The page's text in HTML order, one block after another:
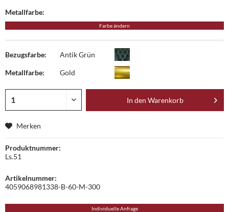
Metallfarbe:
Farbe ändern
Bezugsfarbe: Antik Grün
Metallfarbe: Gold
In den Warenkorb
Merken
Produktnummer:
Ls.51
Artikelnummer:
4059068981338-B-60-M-300
Individuelle Anfrage